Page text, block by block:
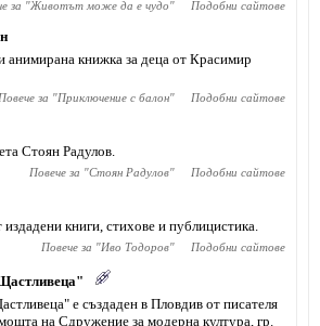
за "Животът може да е чудо" Подобни сайтове
анимирана книжка за деца от Красимир
Повече за "Приключение с балон" Подобни сайтове
Стоян Радулов.
Повече за "Стоян Радулов" Подобни сайтове
книги, стихове и публицистика.
Повече за "Иво Тодоров" Подобни сайтове
е създаден в Пловдив от писателя
на Сдружение за модерна култура, гр.